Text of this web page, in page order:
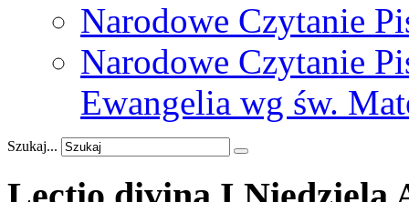
Narodowe Czytanie
Narodowe Czytanie
Ewangelia wg św.
Szukaj...